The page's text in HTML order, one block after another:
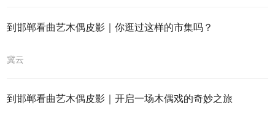
到邯郸看曲艺木偶皮影｜你逛过这样的市集吗？
冀云
到邯郸看曲艺木偶皮影｜开启一场木偶戏的奇妙之旅